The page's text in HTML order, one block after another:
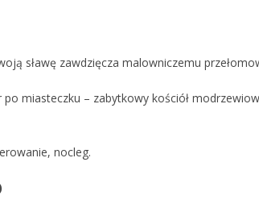
sławę zawdzięcza malowniczemu
po miasteczku – zabytkowy kościół
nocleg.